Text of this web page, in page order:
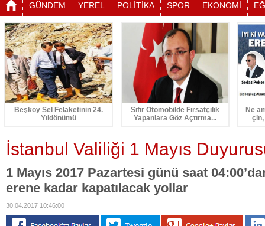
GÜNDEM YEREL POLİTİKA SPOR EKONOMİ
Beşköy Sel Felaketinin 24.
Yıldönümü
Sıfır Otomobilde Fırsatçılık
Yapanlara Göz Açtırma...
Ne
İstanbul Valiliği 1 Mayıs
1 Mayıs 2017 Pazartesi günü saat
erene kadar kapatılacak yollar
30.04.2017 10:46:00